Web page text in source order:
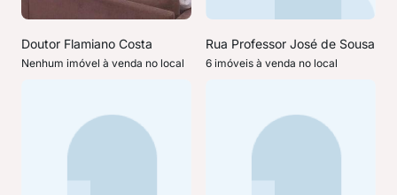
Doutor Flamiano Costa
Nenhum imóvel à venda no local
Rua Professor José de Sousa
6 imóveis à venda no local